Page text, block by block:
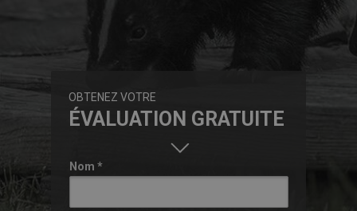
Nom *
ÉVALUATION GRATUITE
OBTENEZ VOTRE